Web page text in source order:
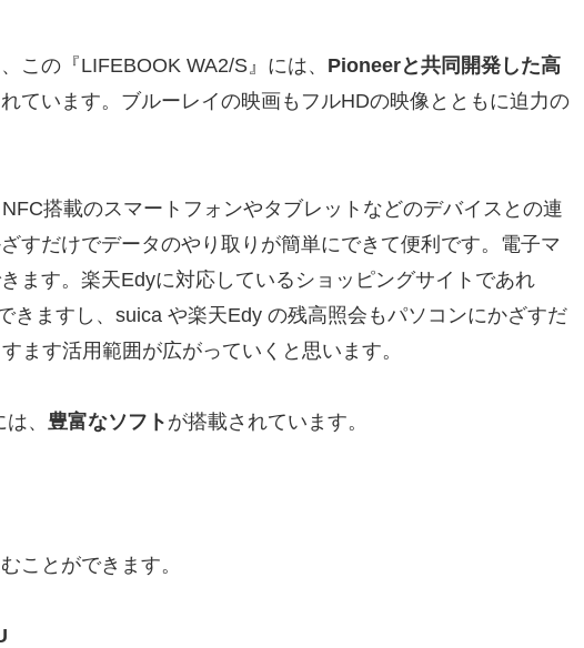
この『LIFEBOOK WA2/S』には、 Pioneerと共同開発した高
ています。ブルーレイの映画もフルHDの映像とともに迫力の
搭載のスマートフォンやタブレットなどのデバイスとの連
すだけでデータのやり取りが簡単にできて便利です。電子マ
ます。楽天Edyに対応しているショッピングサイトであれ
きますし、suica や楽天Edy の残高照会もパソコンにかざすだ
ます活用範囲が広がっていくと思います。
、 豊富なソフト が搭載されています。
ことができます。